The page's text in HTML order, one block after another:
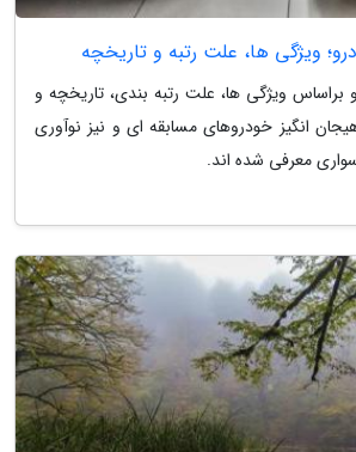
براساس ویژگی ها، علت رتبه بندی، تاریخچه و
انگیز خودروهای مسابقه ای و نیز نوآوری
معرفی شده اند.